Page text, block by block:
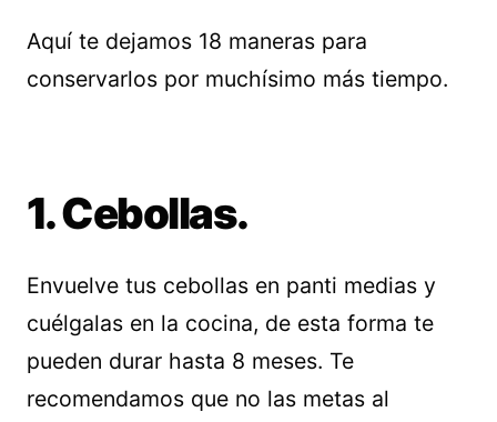
Aquí te dejamos 18 maneras para
conservarlos por muchísimo más tiempo.
1. Cebollas.
Envuelve tus cebollas en panti medias y
cuélgalas en la cocina, de esta forma te
pueden durar hasta 8 meses. Te
recomendamos que no las metas al